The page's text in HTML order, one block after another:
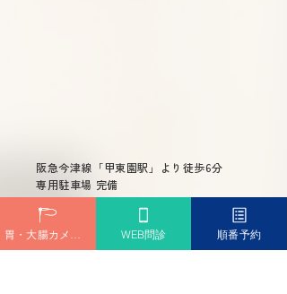
阪急今津線「甲東園駅」より徒歩6分
専用駐車場 完備
問診票ダウンロード
WEB問診 順番予約